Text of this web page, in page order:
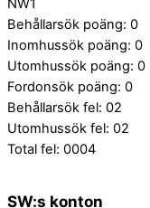
NW1
Behållarsök poäng: 0
Inomhussök poäng: 0
Utomhussök poäng: 0
Fordonsök poäng: 0
Behållarsök fel: 02
Utomhussök fel: 02
Total fel: 0004
SW:s konton